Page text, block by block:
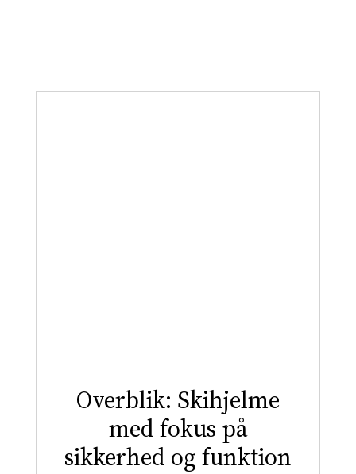
Overblik: Skihjelme
med fokus på
sikkerhed og funktion